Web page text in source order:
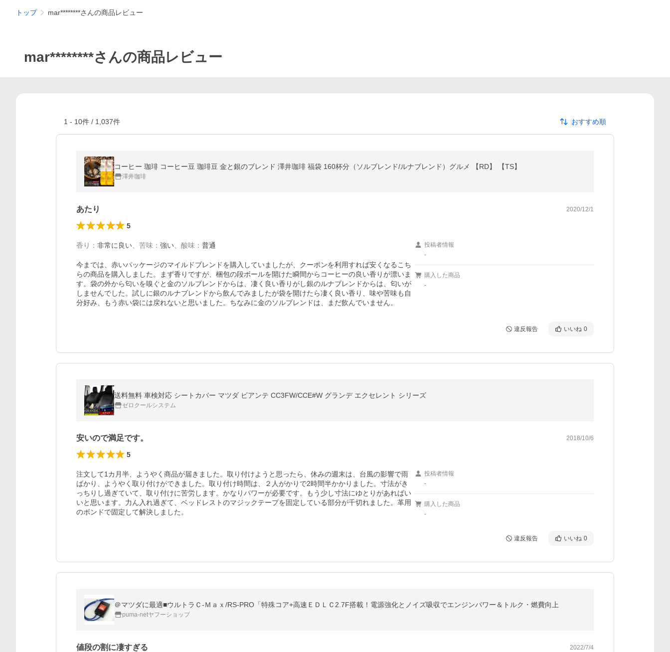
トップ mar********さんの商品レビュー
mar********さんの商品レビュー
1 - 10件 / 1,037件 おすすめ順
コーヒー 珈琲 コーヒー豆 珈琲豆 金と銀のブレンド 澤井珈琲 福袋 160杯分（ソルブレンド/ルナブレンド）グルメ 【RD】 【TS】
澤井珈琲
あたり 2020/12/1
5
香り ： 非常に良い 苦味 ： 強い 酸味 ： 普通
今までは、赤いパッケージのマイルドブレンドを購入していましたが、クーポンを利用すれば安くなるこち
らの商品を購入しました。まず香りですが、梱包の段ボールを開けた瞬間からコーヒーの良い香りが漂いま
す。袋の外から匂いを嗅ぐと金のソルブレンドからは、凄く良い香りがし銀のルナブレンドからは、匂いが
しませんでした。試しに銀のルナブレンドから飲んでみましたが袋を開けたら凄く良い香り、味や苦味も自
分好み、もう赤い袋には戻れないと思いました。ちなみに金のソルブレンドは、まだ飲んでいません。
投稿者情報
-
購入した商品
-
違反報告 いいね 0
送料無料 車検対応 シートカバー マツダ ビアンテ CC3FW/CCE#W グランデ エクセレント シリーズ
ゼロクールシステム
安いので満足です。 2018/10/6
5
注文して1カ月半、ようやく商品が届きました。取り付けようと思ったら、休みの週末は、台風の影響で雨
ばかり、ようやく取り付けができました。取り付け時間は、２人がかりで2時間半かかりました。寸法がき
っちりし過ぎていて、取り付けに苦労します。かなりパワーが必要です。もう少し寸法にゆとりがあればい
いと思います。力ん入れ過ぎて、ベッドレストのマジックテープを固定している部分が千切れました。革用
のボンドで固定して解決しました。
投稿者情報
-
購入した商品
-
違反報告 いいね 0
＠マツダに最適■ウルトラＣ-Ｍａｘ/RS-PRO「特殊コア+高速ＥＤＬＣ2.7F搭載！電源強化とノイズ吸収でエンジンパワー＆トルク・燃費向上
puma-netヤフーショップ
値段の割に凄すぎる 2022/7/4